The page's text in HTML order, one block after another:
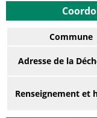
Commune
Adresse de la
Renseignement et